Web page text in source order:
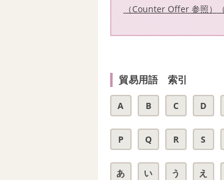
（Counter Offer 参照）
貿易用語 索引
A B C D
P Q R S
あ い う え